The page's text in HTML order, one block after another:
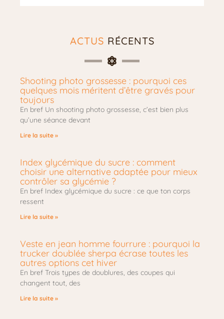
ACTUS RÉCENTS
Shooting photo grossesse : pourquoi ces
quelques mois méritent d’être gravés pour
toujours
En bref Un shooting photo grossesse, c’est bien plus
qu’une séance devant
Lire la suite »
Index glycémique du sucre : comment
choisir une alternative adaptée pour mieux
contrôler sa glycémie ?
En bref Index glycémique du sucre : ce que ton corps
ressent
Lire la suite »
Veste en jean homme fourrure : pourquoi la
trucker doublée sherpa écrase toutes les
autres options cet hiver
En bref Trois types de doublures, des coupes qui
changent tout, des
Lire la suite »